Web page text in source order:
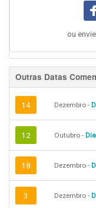
ou
Outras Datas
14 Dezembro -
12 Outubro -
18 Dezembro -
3 Dezembro -